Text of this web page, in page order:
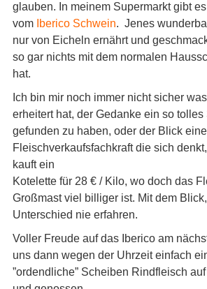
glauben. In meinem Supermarkt gibt
vom Iberico Schwein. Jenes
nur von Eicheln ernährt und
so gar nichts mit dem normalen
hat.
Ich bin mir noch immer nicht sicher
erheitert hat, der Gedanke ein so
gefunden zu haben, oder der Blick
Fleischverkaufsfachkraft die sich
kauft ein
Kotelette für 28 € / Kilo, wo doch das
Großmast viel billiger ist. Mit dem
Unterschied nie erfahren.
Voller Freude auf das Iberico am
uns dann wegen der Uhrzeit einfach
”ordendliche” Scheiben Rindfleisch